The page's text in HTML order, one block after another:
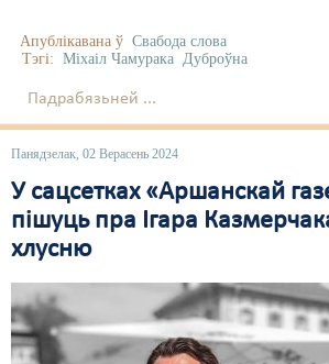
Апублікавана ў Свабода слова
Тэгі: Міхаіл Чамурака Дуброўна
Падрабязьней ...
Панядзелак, 02 Верасень 2024
У сацсетках «Аршанскай
пішуць пра Ігара
хлусню